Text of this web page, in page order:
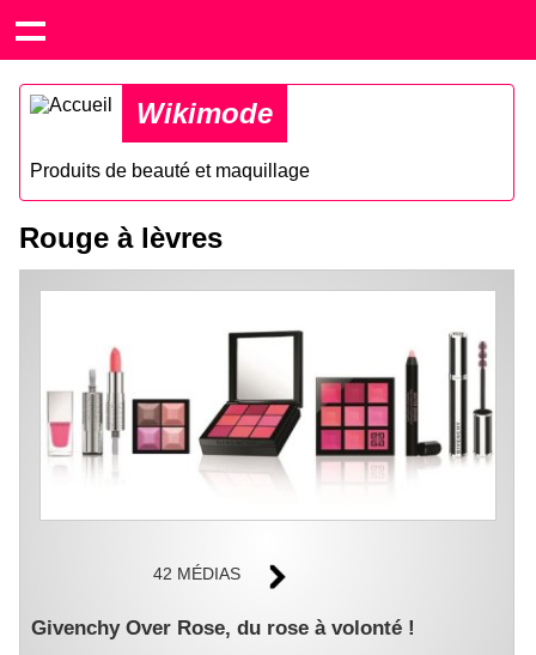
Wikimode
Produits de beauté et maquillage
Rouge à lèvres
42 MÉDIAS
Givenchy Over Rose, du rose à volonté !